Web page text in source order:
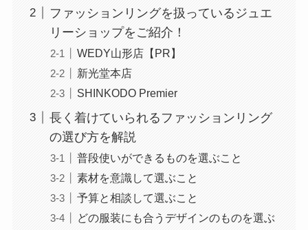
ファッションリングを扱っているジュエ
リーショップをご紹介！
WEDY山形店【PR】
新光堂本店
SHINKODO Premier
長く着けていられるファッションリング
の選び方を解説
普段使いができるものを選ぶこと
素材を意識して選ぶこと
予算と相談して選ぶこと
どの服装にも合うデザインのものを選ぶ